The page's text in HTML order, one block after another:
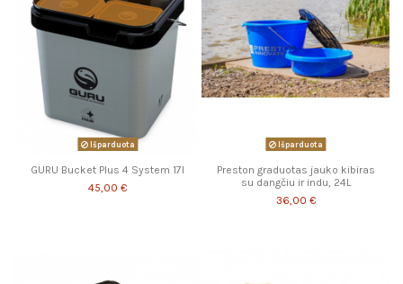
Išparduota
GURU Bucket Plus 4 System 17l
45,00 €
Išparduota
Preston graduotas jauko kibiras
su dangčiu ir indu, 24L
36,00 €